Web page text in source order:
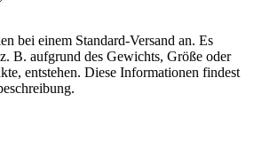
bei einem Standard-Versand an. Es
B. aufgrund des Gewichts, Größe oder
entstehen. Diese Informationen findest